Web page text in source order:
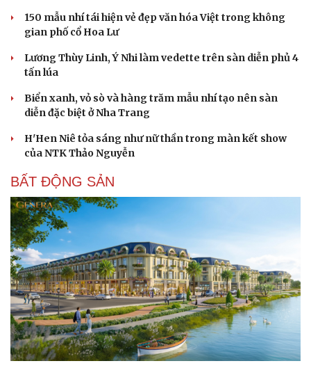
150 mẫu nhí tái hiện vẻ đẹp văn hóa Việt trong không
gian phố cổ Hoa Lư
Lương Thùy Linh, Ý Nhi làm vedette trên sàn diễn phủ 4
tấn lúa
Biển xanh, vỏ sò và hàng trăm mẫu nhí tạo nên sàn
diễn đặc biệt ở Nha Trang
H'Hen Niê tỏa sáng như nữ thần trong màn kết show
của NTK Thảo Nguyễn
BẤT ĐỘNG SẢN